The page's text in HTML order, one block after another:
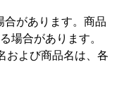
があります。商品
場合があります。
および商品名は、各